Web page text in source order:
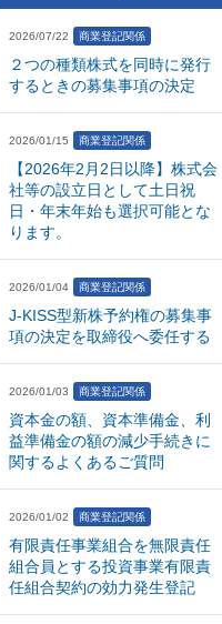
2026/07/22 商業登記関係
２つの種類株式を同時に発行
するときの募集事項の決定
2026/01/15 商業登記関係
【2026年2月2日以降】株式会
社等の設立日として土日祝
日・年末年始も選択可能とな
ります。
2026/01/04 商業登記関係
J-KISS型新株予約権の募集事
項の決定を取締役へ委任する
2026/01/03 商業登記関係
資本金の額、資本準備金、利
益準備金の額の減少手続きに
関するよくあるご質問
2026/01/02 商業登記関係
有限責任事業組合を無限責任
組合員とする投資事業有限責
任組合契約の効力発生登記